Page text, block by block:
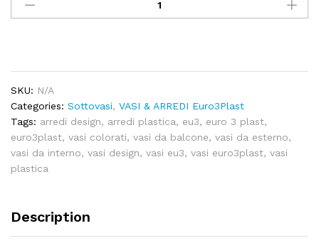
con
ruote
SKU: N/A
Categories: Sottovasi, VASI & ARREDI Euro3Plast
Tags: arredi design, arredi plastica, eu3, euro 3 plast,
euro3plast, vasi colorati, vasi da balcone, vasi da esterno,
vasi da interno, vasi design, vasi eu3, vasi euro3plast, vasi
plastica
Description